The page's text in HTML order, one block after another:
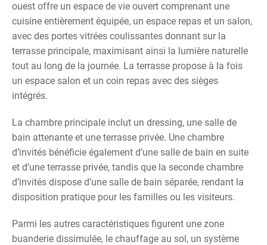
ouest offre un espace de vie ouvert comprenant une
cuisine entièrement équipée, un espace repas et un salon,
avec des portes vitrées coulissantes donnant sur la
terrasse principale, maximisant ainsi la lumière naturelle
tout au long de la journée. La terrasse propose à la fois
un espace salon et un coin repas avec des sièges
intégrés.
La chambre principale inclut un dressing, une salle de
bain attenante et une terrasse privée. Une chambre
d’invités bénéficie également d’une salle de bain en suite
et d’une terrasse privée, tandis que la seconde chambre
d’invités dispose d’une salle de bain séparée, rendant la
disposition pratique pour les familles ou les visiteurs.
Parmi les autres caractéristiques figurent une zone
buanderie dissimulée, le chauffage au sol, un système